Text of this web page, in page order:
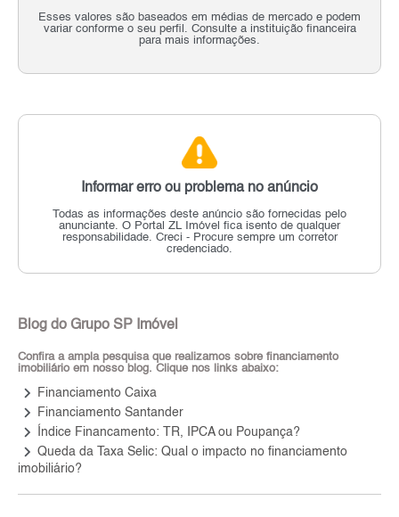
Esses valores são baseados em médias de mercado e podem
variar conforme o seu perfil. Consulte a instituição financeira
para mais informações.
Informar erro ou problema no anúncio
Todas as informações deste anúncio são fornecidas pelo
anunciante. O Portal ZL Imóvel fica isento de qualquer
responsabilidade. Creci - Procure sempre um corretor
credenciado.
Blog do Grupo SP Imóvel
Confira a ampla pesquisa que realizamos sobre financiamento
imobiliário em nosso blog. Clique nos links abaixo:
keyboard_arrow_right Financiamento Caixa
keyboard_arrow_right Financiamento Santander
keyboard_arrow_right Índice Financamento: TR, IPCA ou Poupança?
keyboard_arrow_right Queda da Taxa Selic: Qual o impacto no financiamento
imobiliário?